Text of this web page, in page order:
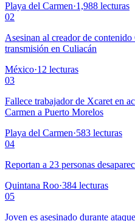
Playa del Carmen·1,988 lecturas
02
Asesinan al creador de
transmisión en Culiacán
México·12 lecturas
03
Fallece trabajador de Xcaret en
Carmen a Puerto Morelos
Playa del Carmen·583 lecturas
04
Reportan a 23 personas
Quintana Roo·384 lecturas
05
Joven es asesinado durante